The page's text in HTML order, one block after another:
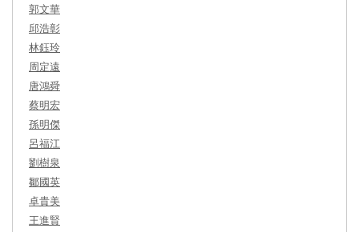
郭文華
邱浩彰
林鈺玲
周定遠
唐鴻舜
蔡明宏
孫明傑
呂福江
劉樹泉
鄒國英
卓貴美
王進賢